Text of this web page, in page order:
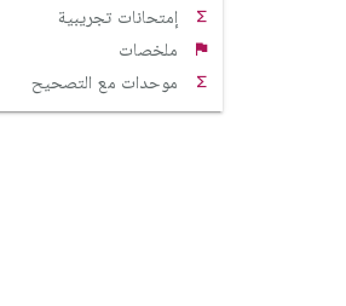
إمتحانات تجريبية
ملخصات
موحدات مع التصحيح